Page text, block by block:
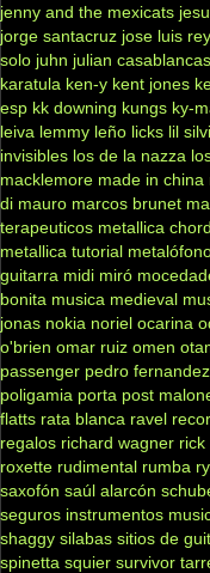
jenny and the mexicats
jorge santacruz jose luis
solo juhn julian casablancas
karatula ken-y kent jones
esp kk downing kungs ky-
leiva lemmy leño licks lil
invisibles los de la nazza
macklemore made in china
di mauro marcos brunet
terapeuticos metallica
metallica tutorial
guitarra midi miró
bonita musica medieval
jonas nokia noriel ocarina
o'brien omar ruiz omen
passenger pedro fernandez
poligamia porta post
flatts rata blanca ravel
regalos richard wagner rick
roxette rudimental rumba
saxofón saúl alarcón
seguros instrumentos
shaggy silabas sitios de
spinetta squier survivor